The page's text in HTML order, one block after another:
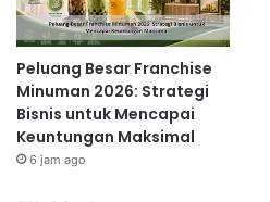
Peluang Besar Franchise
Minuman 2026: Strategi
Bisnis untuk Mencapai
Keuntungan Maksimal
6 jam ago